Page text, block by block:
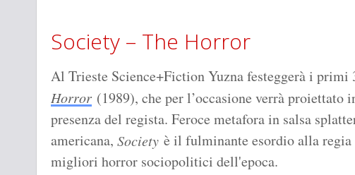
Society – The Horror
Al Trieste Science+Fiction Yuzna festeggerà i primi
Horror (1989), che per l’occasione verrà proiettato
presenza del regista. Feroce metafora in salsa
americana, Society è il fulminante esordio alla regia
migliori horror sociopolitici dell'epoca.